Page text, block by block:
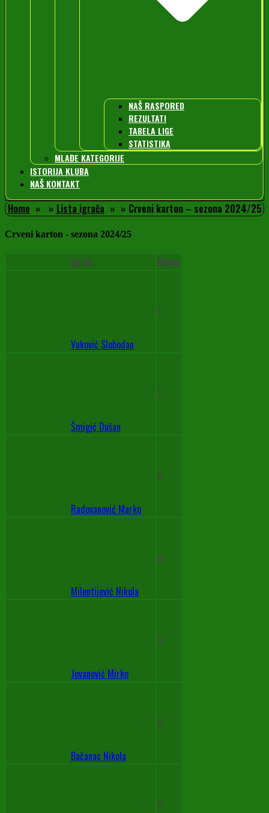
NAŠ RASPORED
REZULTATI
TABELA LIGE
STATISTIKA
MLAĐE KATEGORIJE
ISTORIJA KLUBA
NAŠ KONTAKT
Home Lista igrača Crveni karton – sezona 2024/25
Crveni karton - sezona 2024/25
Igrač Diskv.
Vuković Slobodan
1
Šmigić Dušan
1
Radovanović Marko
0
Milentijević Nikola
0
Jovanović Mirko
0
Bačanac Nikola
0
0